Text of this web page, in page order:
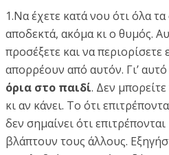
1.Να έχετε κατά νου ότι όλα
αποδεκτά, ακόμα κι ο θυμός.
προσέξετε και να περιορίσετε
απορρέουν από αυτόν. Γι’
όρια στο παιδί. Δεν μπορείτε
κι αν κάνει. Το ότι
δεν σημαίνει ότι
βλάπτουν τους άλλους.